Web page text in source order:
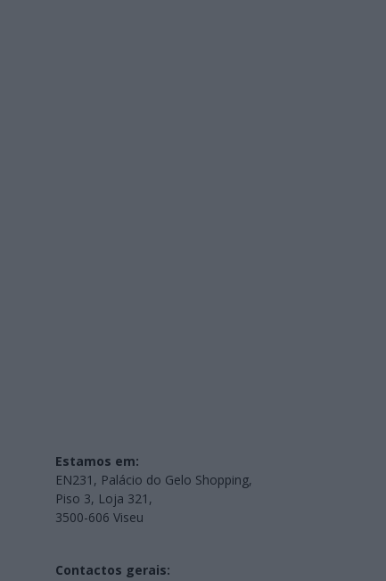
Estamos em:
EN231, Palácio do Gelo Shopping,
Piso 3, Loja 321,
3500-606 Viseu
Contactos gerais: